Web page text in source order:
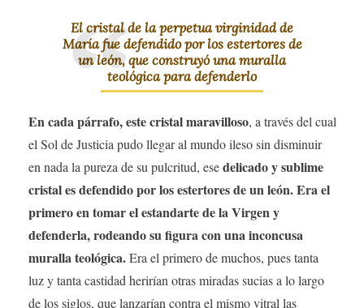
El cristal de la perpetua virginidad de
María fue defendido por los estertores de
un león, que construyó una muralla
teológica para defenderlo
En cada párrafo, este cristal maravilloso, a través del cual
el Sol de Justicia pudo llegar al mundo ileso sin disminuir
en nada la pureza de su pulcritud, esedelicado y sublime
cristal es defendido por los estertores de un león. Era el
primero en tomar el estandarte de la Virgen y
defenderla, rodeando su figura con una inconcusa
muralla teológica.Era el primero de muchos, pues tanta
luz y tanta castidad herirían otras miradas sucias a lo largo
de los siglos, que lanzarían contra el mismo vitral las